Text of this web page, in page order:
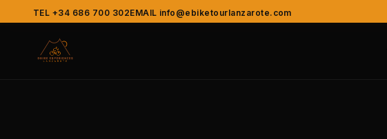
TEL +34 686 700 302EMAIL info@ebiketourlanzarote.com